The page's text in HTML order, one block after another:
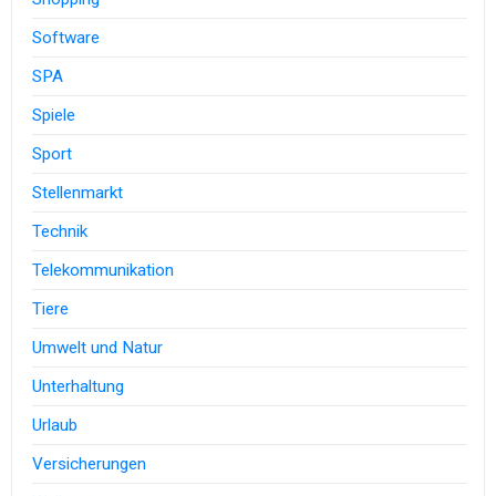
Software
SPA
Spiele
Sport
Stellenmarkt
Technik
Telekommunikation
Tiere
Umwelt und Natur
Unterhaltung
Urlaub
Versicherungen